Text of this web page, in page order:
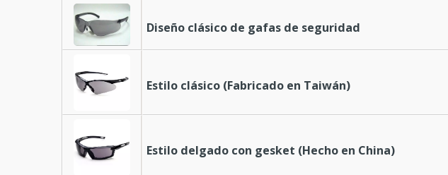
Diseño clásico de gafas de seguridad
Estilo clásico (Fabricado en Taiwán)
Estilo delgado con gesket (Hecho en China)